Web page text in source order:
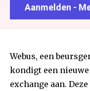
Aanmelden -
Webus, een
kondigt een
exchange aan.